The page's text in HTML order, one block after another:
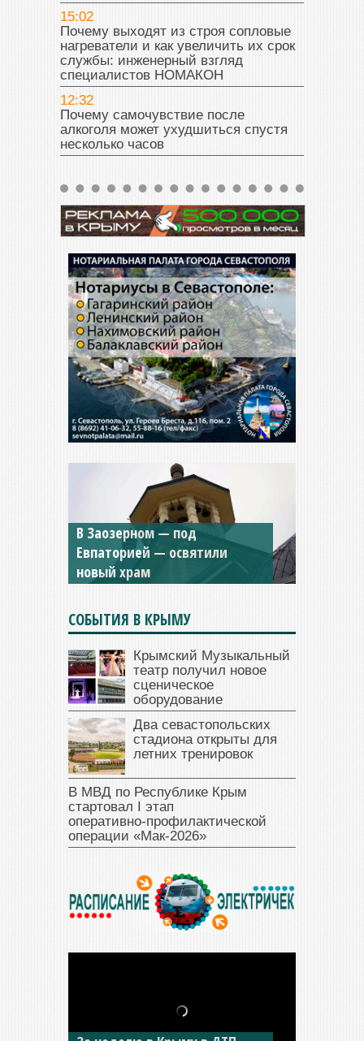
15:02
Почему выходят из строя сопловые
нагреватели и как увеличить их срок
службы: инженерный взгляд
специалистов НОМАКОН
12:32
Почему самочувствие после
алкоголя может ухудшиться спустя
несколько часов
В Заозерном — под
Евпаторией — освятили
новый храм
Мужской монастырь Косьмы
и Дамиана в Крыму вновь
открыт для посещения
СОБЫТИЯ В КРЫМУ
Крымский Музыкальный
театр получил новое
сценическое
оборудование
Два севастопольских
стадиона открыты для
летних тренировок
В МВД по Республике Крым
стартовал I этап
оперативно‑профилактической
операции «Мак‑2026»